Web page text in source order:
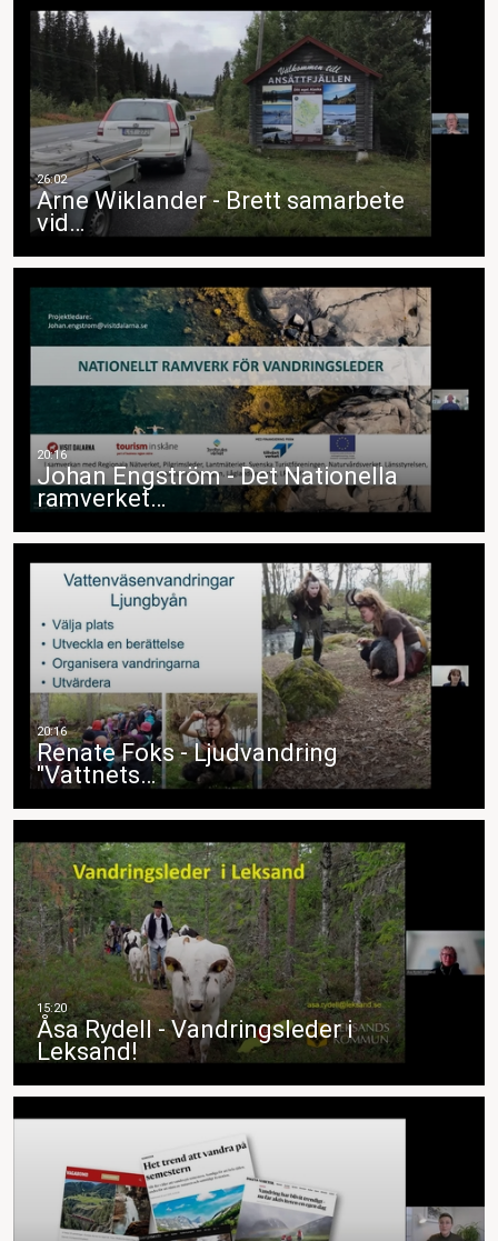
Arne Wiklander - Brett samarbete
vid…
Johan Engström - Det Nationella
ramverket…
Renate Foks - Ljudvandring
"Vattnets…
Åsa Rydell - Vandringsleder i
Leksand!